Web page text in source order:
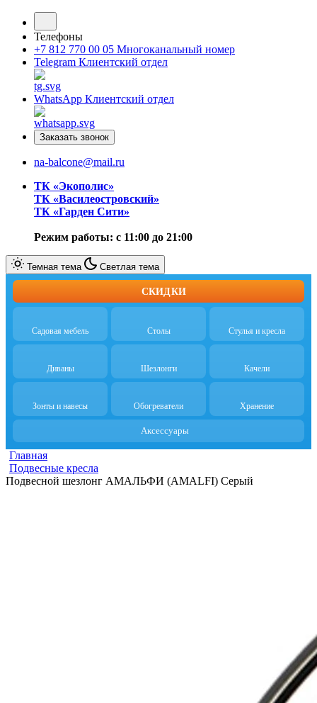
Телефоны
+7 812 770 00 05 Многоканальный номер
Telegram Клиентский отдел
WhatsApp Клиентский отдел
Заказать звонок
na-balcone@mail.ru
ТК «Экополис»
ТК «Василеостровский»
ТК «Гарден Сити»
Режим работы: с 11:00 до 21:00
Темная тема Светлая тема
СКИДКИ
Садовая мебель Столы Стулья и кресла
Диваны Шезлонги Качели
Зонты и навесы Обогреватели Хранение
Аксессуары
Главная
Подвесные кресла
Подвесной шезлонг АМАЛЬФИ (AMALFI) Серый